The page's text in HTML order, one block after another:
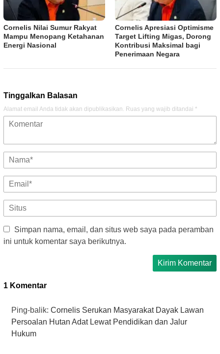
Cornelis Nilai Sumur Rakyat
Mampu Menopang Ketahanan
Energi Nasional
Cornelis Apresiasi Optimisme
Target Lifting Migas, Dorong
Kontribusi Maksimal bagi
Penerimaan Negara
Tinggalkan Balasan
Alamat email Anda tidak akan dipublikasikan. Ruas yang wajib ditandai *
Simpan nama, email, dan situs web saya pada peramban
ini untuk komentar saya berikutnya.
1 Komentar
Ping-balik: Cornelis Serukan Masyarakat Dayak Lawan
Persoalan Hutan Adat Lewat Pendidikan dan Jalur
Hukum